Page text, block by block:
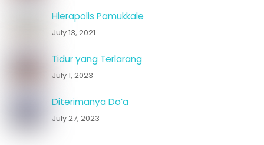
Hierapolis Pamukkale
July 13, 2021
Tidur yang Terlarang
July 1, 2023
Diterimanya Do’a
July 27, 2023